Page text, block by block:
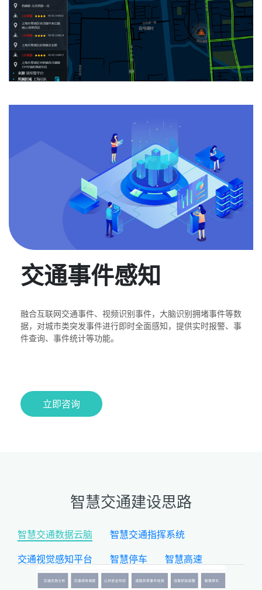
交通事件感知
融合互联网交通事件、视频识别事件，大脑识别拥堵事件等数
据，对城市类突发事件进行即时全面感知，提供实时报警、事
件查询、事件统计等功能。
立即咨询
智慧交通建设思路
智慧交通数据云脑 智慧交通指挥系统
交通视觉感知平台 智慧停车 智慧高速